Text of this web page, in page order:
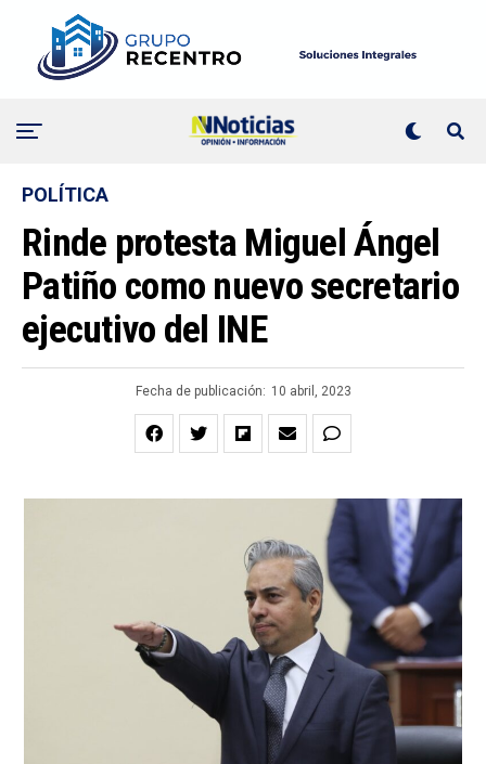
POLÍTICA
Rinde protesta Miguel Ángel
Patiño como nuevo secretario
ejecutivo del INE
Fecha de publicación: 10 abril, 2023